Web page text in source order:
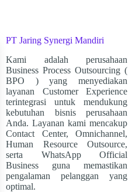
PT Jaring Synergi Mandiri
Kami adalah perusahaan
Business Process Outsourcing (
BPO ) yang menyediakan
layanan Customer Experience
terintegrasi untuk mendukung
kebutuhan bisnis perusahaan
Anda. Layanan kami mencakup
Contact Center, Omnichannel,
Human Resource Outsource,
serta WhatsApp Official
Business guna memastikan
pengalaman pelanggan yang
optimal.